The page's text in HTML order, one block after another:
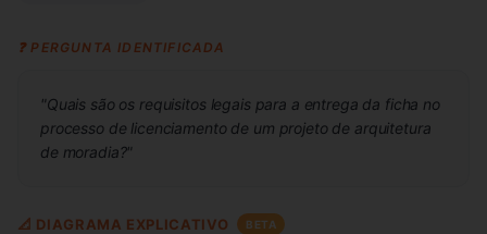
❓ PERGUNTA IDENTIFICADA
"Quais são os requisitos legais para a entrega da ficha no
processo de licenciamento de um projeto de arquitetura
de moradia?"
📐 DIAGRAMA EXPLICATIVO BETA